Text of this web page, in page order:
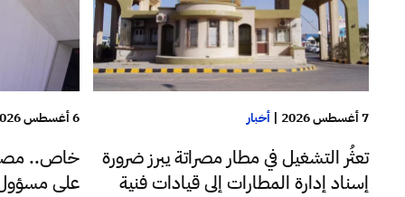
7 أغسطس 2026 | أخبار
تعثُر التشغيل في مطار مصراتة يبرز ضرورة
إسناد إدارة المطارات إلى قيادات فنية
6 أغسطس 2026
خاص..
على مسؤول